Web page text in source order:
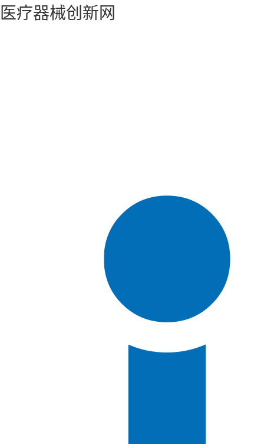
医疗器械创新网